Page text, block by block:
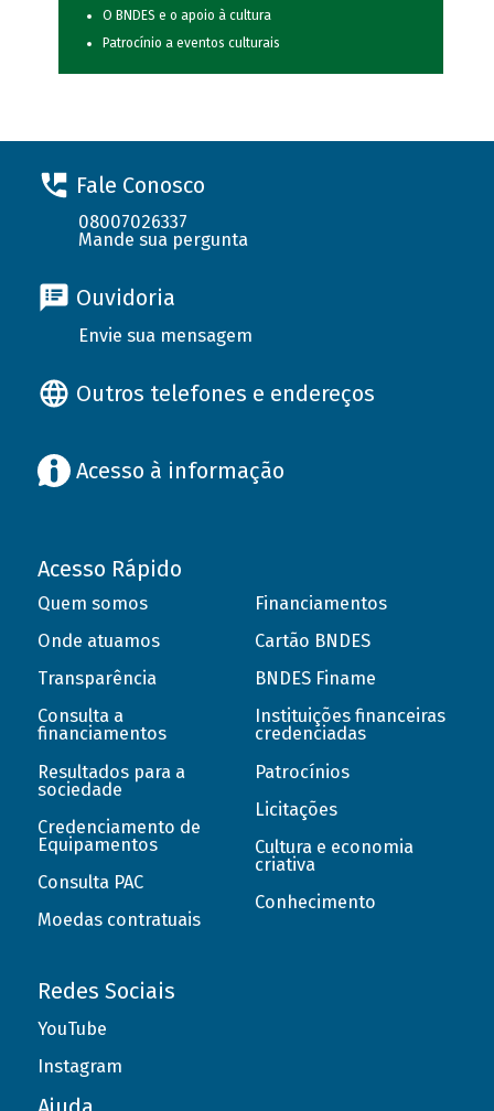
O BNDES e o apoio à cultura
Patrocínio a eventos culturais
Fale Conosco
08007026337
Mande sua pergunta
Ouvidoria
Envie sua mensagem
Outros telefones e endereços
Acesso à informação
Acesso Rápido
Quem somos
Onde atuamos
Transparência
Consulta a
financiamentos
Resultados para a
sociedade
Credenciamento de
Equipamentos
Consulta PAC
Moedas contratuais
Financiamentos
Cartão BNDES
BNDES Finame
Instituições financeiras
credenciadas
Patrocínios
Licitações
Cultura e economia
criativa
Conhecimento
Redes Sociais
YouTube
Instagram